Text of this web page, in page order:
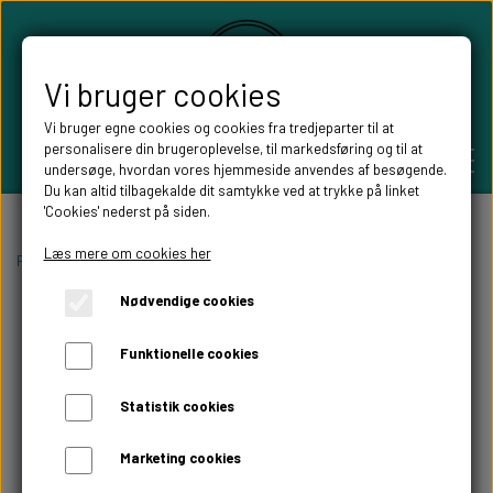
PERSONLIGE GAVER
BRYLLUPS GAVER
DÅBSGAVER/ NAVNGIVNING
SKILTE TIL FESTEN
WILLOW TREE FIGURER
WILLOW TREE BRYLLUPS FIGURER
Forside Pynt til festen bordnumre
Vi bruger cookies
Vi bruger egne cookies og cookies fra tredjeparter til at
personalisere din brugeroplevelse, til markedsføring og til at
undersøge, hvordan vores hjemmeside anvendes af besøgende.
Du kan altid tilbagekalde dit samtykke ved at trykke på linket
'Cookies' nederst på siden.
Læs mere om cookies her
Nødvendige cookies
Funktionelle cookies
Statistik cookies
Marketing cookies